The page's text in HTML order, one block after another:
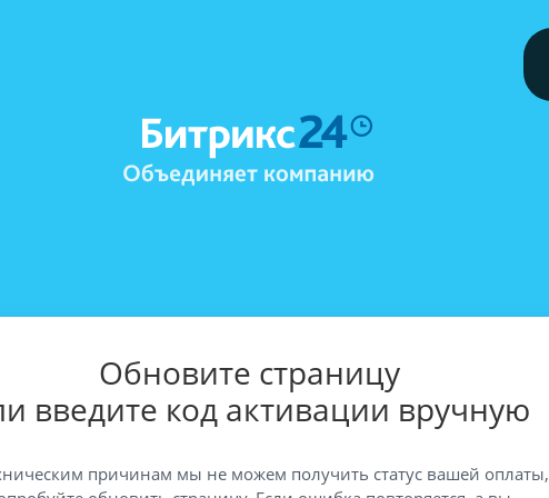
Обновите страницу
введите код активации вручную
причинам мы не можем получить статус вашей оплаты,